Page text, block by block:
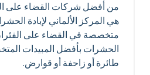
من أفضل شركات القضاء على
هي المركز الألماني لإبادة
متخصصة في القضاء على الفئران
الحشرات بأفضل المبيدات
طائرة أو زاحفة أو قوارض.